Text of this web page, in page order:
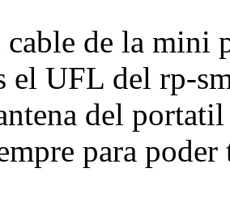
de la mini
el UFL del rp-
del
para